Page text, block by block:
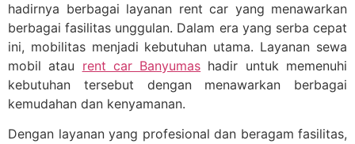
hadirnya berbagai layanan rent car yang menawarkan
berbagai fasilitas unggulan. Dalam era yang serba cepat
ini, mobilitas menjadi kebutuhan utama. Layanan sewa
mobil atau rent car Banyumas hadir untuk memenuhi
kebutuhan tersebut dengan menawarkan berbagai
kemudahan dan kenyamanan.
Dengan layanan yang profesional dan beragam fasilitas,